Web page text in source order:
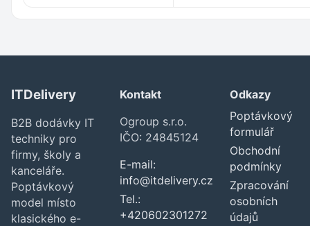
ITDelivery
B2B dodávky IT
techniky pro
firmy, školy a
kanceláře.
Poptávkový
model místo
klasického e-
Kontakt
Ogroup s.r.o.
IČO: 24845124
E-mail:
info@itdelivery.cz
Tel.:
+420602301272
Odkazy
Poptávkový
formulář
Obchodní
podmínky
Zpracování
osobních
údajů